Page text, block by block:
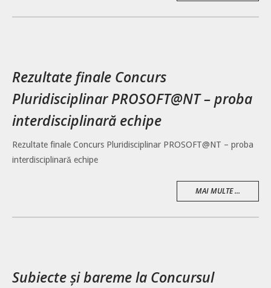
Rezultate finale Concurs
Pluridisciplinar PROSOFT@NT – proba
interdisciplinară echipe
Rezultate finale Concurs Pluridisciplinar PROSOFT@NT – proba
interdisciplinară echipe
MAI MULTE ...
Subiecte și bareme la Concursul